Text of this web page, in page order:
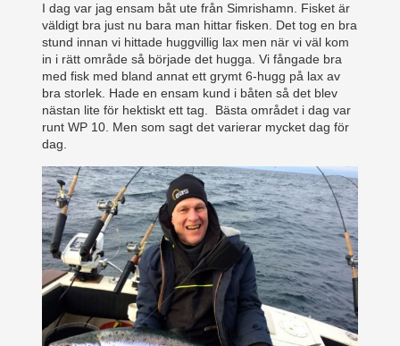
I dag var jag ensam båt ute från Simrishamn. Fisket är
väldigt bra just nu bara man hittar fisken. Det tog en bra
stund innan vi hittade huggvillig lax men när vi väl kom
in i rätt område så började det hugga. Vi fångade bra
med fisk med bland annat ett grymt 6-hugg på lax av
bra storlek. Hade en ensam kund i båten så det blev
nästan lite för hektiskt ett tag. Bästa området i dag var
runt WP 10. Men som sagt det varierar mycket dag för
dag.